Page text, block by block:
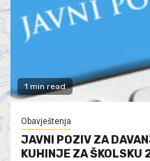
1 min read
Obavještenja
JAVNI POZIV ZA
KUHINJE ZA